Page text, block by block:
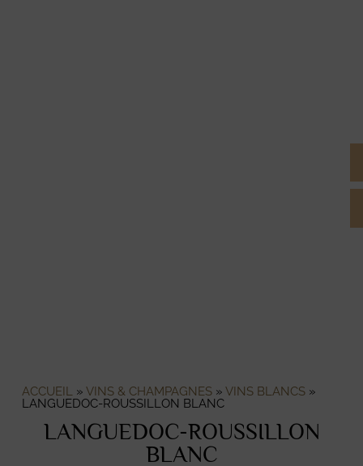
ACCUEIL» VINS & CHAMPAGNES» VINS BLANCS»
LANGUEDOC-ROUSSILLON BLANC
LANGUEDOC-ROUSSILLON
BLANC